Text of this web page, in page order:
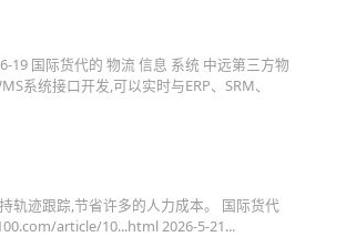
国际货代的 物流 信息 系统 中远第三方物
系统接口开发,可以实时与ERP、SRM、
轨迹跟踪,节省许多的人力成本。 国际货代
article/10...html 2026-5-21...